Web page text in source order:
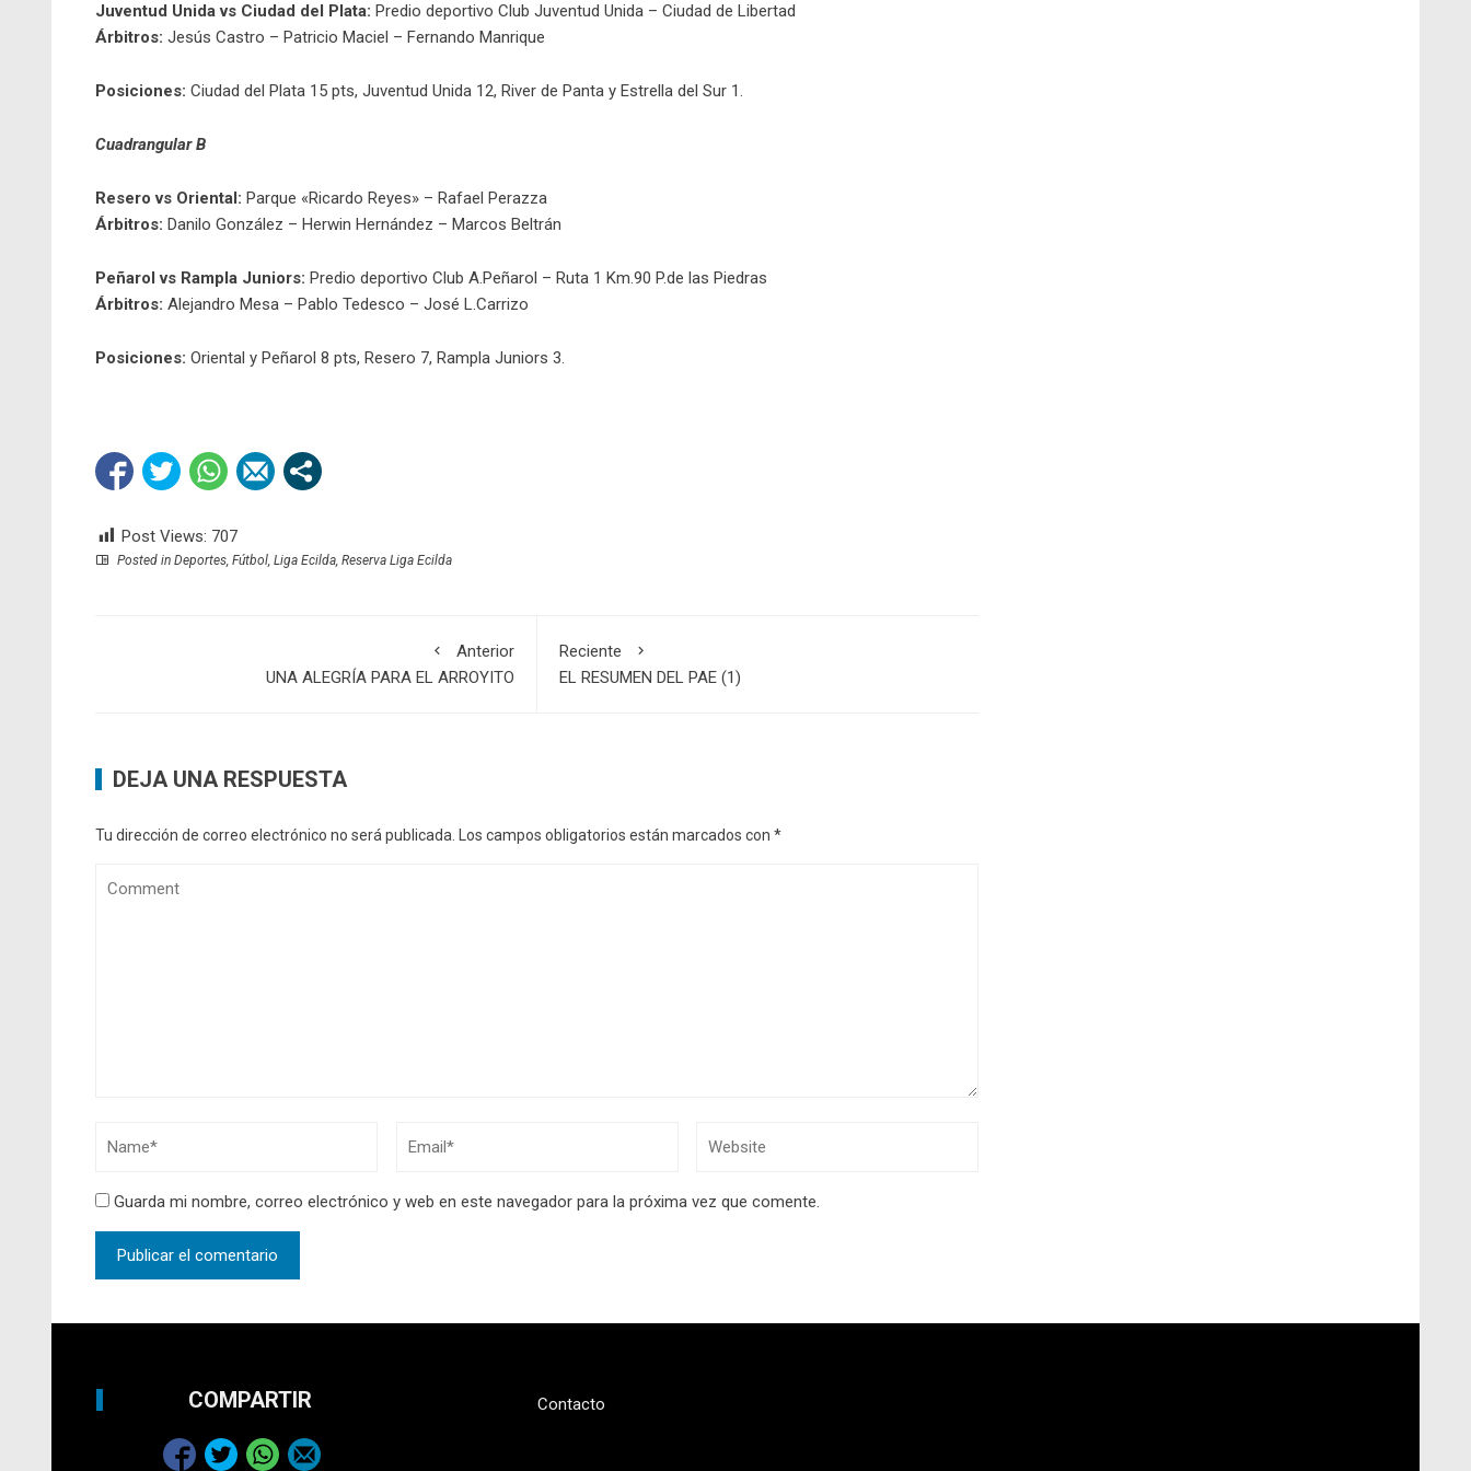
Juventud Unida vs Ciudad del Plata: Predio deportivo Club Juventud Unida – Ciudad de Libertad
Árbitros: Jesús Castro – Patricio Maciel – Fernando Manrique
Posiciones: Ciudad del Plata 15 pts, Juventud Unida 12, River de Panta y Estrella del Sur 1.
Cuadrangular B
Resero vs Oriental: Parque «Ricardo Reyes» – Rafael Perazza
Árbitros: Danilo González – Herwin Hernández – Marcos Beltrán
Peñarol vs Rampla Juniors: Predio deportivo Club A.Peñarol – Ruta 1 Km.90 P.de las Piedras
Árbitros: Alejandro Mesa – Pablo Tedesco – José L.Carrizo
Posiciones: Oriental y Peñarol 8 pts, Resero 7, Rampla Juniors 3.
Post Views: 707
Posted in Deportes, Fútbol, Liga Ecilda, Reserva Liga Ecilda
Anterior
UNA ALEGRÍA PARA EL ARROYITO
Reciente
EL RESUMEN DEL PAE (1)
DEJA UNA RESPUESTA
Tu dirección de correo electrónico no será publicada. Los campos obligatorios están marcados con *
Guarda mi nombre, correo electrónico y web en este navegador para la próxima vez que comente.
COMPARTIR Contacto